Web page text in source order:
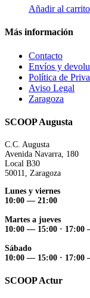
Añadir al carrito
Más información
Contacto
Envíos y
Política de
Aviso Legal
Zaragoza
SCOOP Augusta
C.C. Augusta
Avenida Navarra, 180
Local B30
50011, Zaragoza
Lunes y viernes
10:00 — 21:00
Martes a jueves
10:00 — 15:00 · 17:00
Sábado
10:00 — 15:00 · 17:00
SCOOP Actur